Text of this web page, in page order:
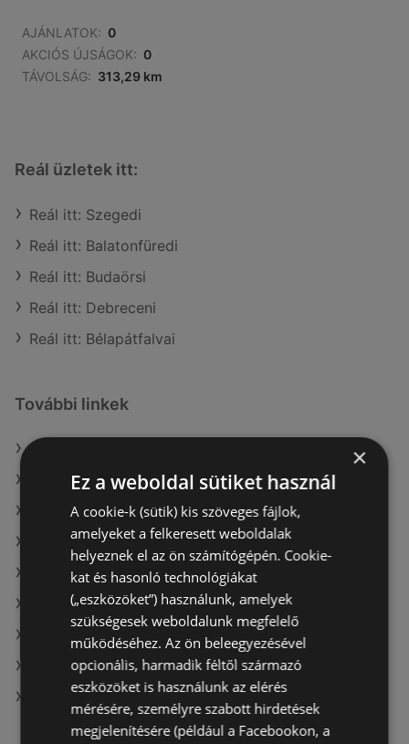
AJÁNLATOK: 0
AKCIÓS ÚJSÁGOK: 0
TÁVOLSÁG: 313,29 km
Reál üzletek itt:
Reál itt: Szegedi
Reál itt: Balatonfüredi
Reál itt: Budaörsi
Reál itt: Debreceni
Reál itt: Bélapátfalvai
További linkek
A(z) Reál ajánlatai
A(z) G'Roby ajánlatai
A(z) Coop Tisza ajánlatai
A(z) Merkury Market aktuális akciós újságjai
A(z) ÁRKLUB aktuális akciós újságjai
A(z) Auchan aktuális akciós újságjai
A(z) Coop aktuális akciós újságjai
A(z) Privát aktuális akciós újságjai
A(z) Reál üzletei itt: Sopron-Fertődi
×
Ez a weboldal sütiket használ
A cookie-k (sütik) kis szöveges fájlok,
amelyeket a felkeresett weboldalak
helyeznek el az ön számítógépén. Cookie-
kat és hasonló technológiákat
(„eszközöket”) használunk, amelyek
szükségesek weboldalunk megfelelő
működéséhez. Az ön beleegyezésével
opcionális, harmadik féltől származó
eszközöket is használunk az elérés
mérésére, személyre szabott hirdetések
megjelenítésére (például a Facebookon, a